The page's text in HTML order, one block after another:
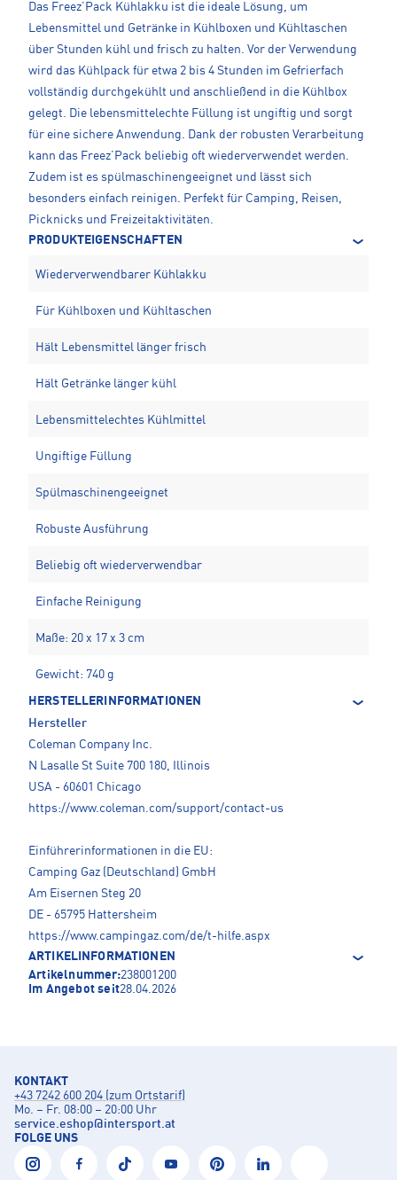
Das Freez’Pack Kühlakku ist die ideale Lösung, um
Lebensmittel und Getränke in Kühlboxen und Kühltaschen
über Stunden kühl und frisch zu halten. Vor der Verwendung
wird das Kühlpack für etwa 2 bis 4 Stunden im Gefrierfach
vollständig durchgekühlt und anschließend in die Kühlbox
gelegt. Die lebensmittelechte Füllung ist ungiftig und sorgt
für eine sichere Anwendung. Dank der robusten Verarbeitung
kann das Freez’Pack beliebig oft wiederverwendet werden.
Zudem ist es spülmaschinengeeignet und lässt sich
besonders einfach reinigen. Perfekt für Camping, Reisen,
Picknicks und Freizeitaktivitäten.
PRODUKTEIGENSCHAFTEN
Wiederverwendbarer Kühlakku
Für Kühlboxen und Kühltaschen
Hält Lebensmittel länger frisch
Hält Getränke länger kühl
Lebensmittelechtes Kühlmittel
Ungiftige Füllung
Spülmaschinengeeignet
Robuste Ausführung
Beliebig oft wiederverwendbar
Einfache Reinigung
Maße: 20 x 17 x 3 cm
Gewicht: 740 g
HERSTELLERINFORMATIONEN
Hersteller
Coleman Company Inc.
N Lasalle St Suite 700 180, Illinois
USA - 60601 Chicago
https://www.coleman.com/support/contact-us
Einführerinformationen in die EU:
Camping Gaz (Deutschland) GmbH
Am Eisernen Steg 20
DE - 65795 Hattersheim
https://www.campingaz.com/de/t-hilfe.aspx
ARTIKELINFORMATIONEN
Artikelnummer:238001200
Im Angebot seit28.04.2026
KONTAKT
+43 7242 600 204 (zum Ortstarif)
Mo. – Fr. 08:00 – 20:00 Uhr
service.eshop@intersport.at
FOLGE UNS